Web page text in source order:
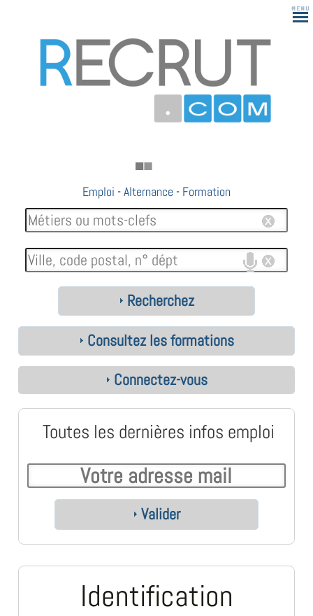
Emploi -Alternance - Formation
Recherchez
Consultez les formations
Connectez-vous
Toutes les dernières infos emploi
Valider
Identification